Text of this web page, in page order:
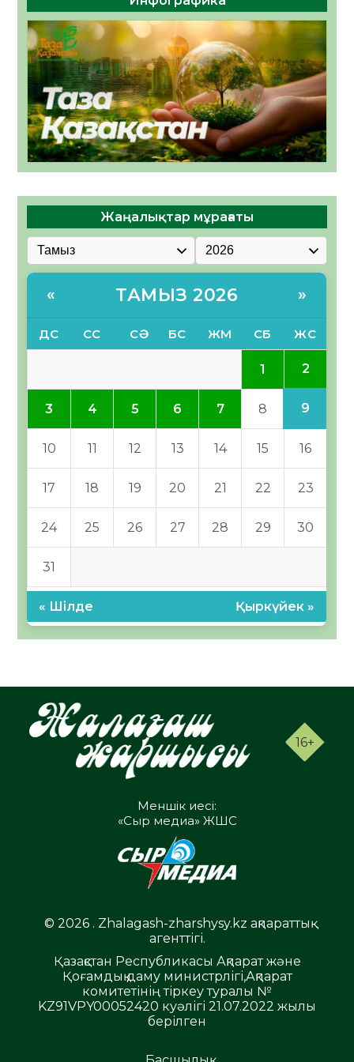
Жаңалықтар мұрағаты
« ТАМЫЗ 2026 »
ДС СС СӘ БС ЖМ СБ ЖС
1 2
3 4 5 6 7 8 9
10 11 12 13 14 15 16
17 18 19 20 21 22 23
24 25 26 27 28 29 30
31
« Шілде Қыркүйек »
16+
Меншік иесі:
«Сыр медиа» ЖШС
© 2026 . Zhalagash-zharshysy.kz ақпараттық
агенттігі.
Қазақстан Республикасы Ақпарат және
Қоғамдық даму министрлігі,Ақпарат
комитетінің тіркеу туралы №
KZ91VPY00052420 куәлігі 21.07.2022 жылы
берілген